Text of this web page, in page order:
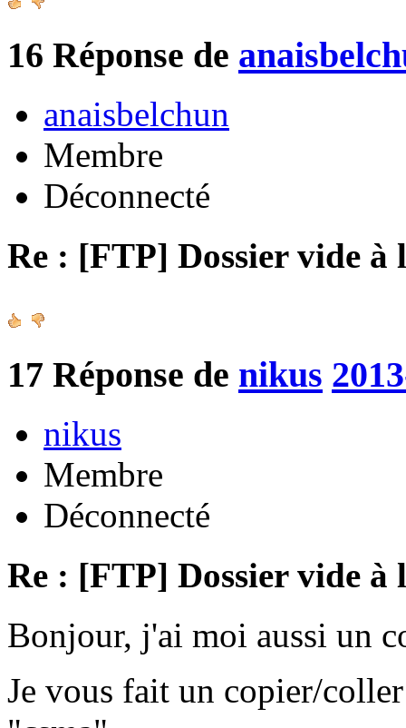
16 Réponse de
anaisbelchun
Membre
Déconnecté
Re : [FTP] Dossier vide à
17 Réponse de nikus
nikus
Membre
Déconnecté
Re : [FTP] Dossier vide à
Bonjour, j'ai moi aussi un
Je vous fait un copier/